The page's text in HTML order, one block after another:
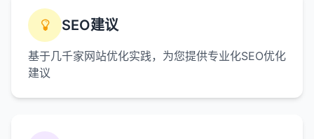
SEO建议
基于几千家网站优化实践，为您提供专业化SEO优化
建议